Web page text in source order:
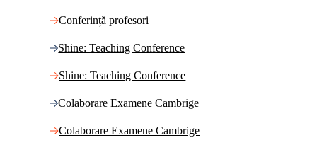
Conferință profesori
Shine: Teaching Conference
Shine: Teaching Conference
Colaborare Examene Cambrige
Colaborare Examene Cambrige